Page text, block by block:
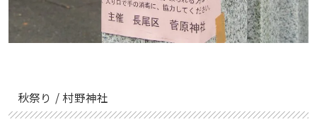
秋祭り / 村野神社